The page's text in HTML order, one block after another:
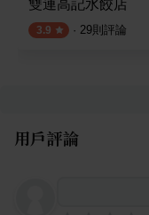
雙連高記水餃店
3.9 · 29則評論
用戶評論